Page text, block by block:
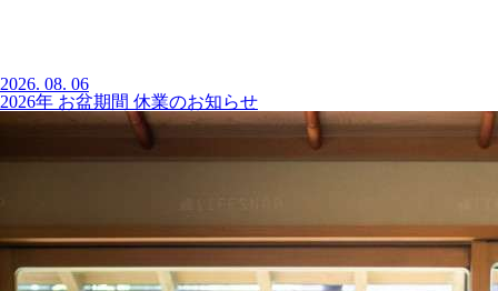
2026. 08. 06
2026年 お盆期間 休業のお知らせ